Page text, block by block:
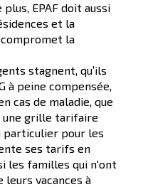
EPAF doit aussi
et la
la
stagnent, qu’ils
à peine compensée,
cas de maladie, que
une grille tarifaire
particulier pour les
ses tarifs en
les familles qui n'ont
leurs vacances à